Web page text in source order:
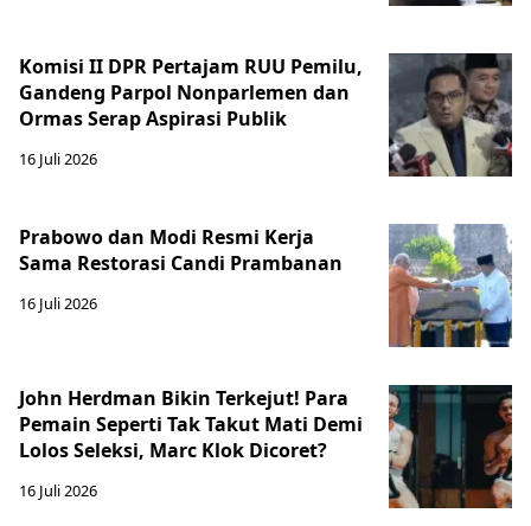
Komisi II DPR Pertajam RUU Pemilu,
Gandeng Parpol Nonparlemen dan
Ormas Serap Aspirasi Publik
16 Juli 2026
Prabowo dan Modi Resmi Kerja
Sama Restorasi Candi Prambanan
16 Juli 2026
John Herdman Bikin Terkejut! Para
Pemain Seperti Tak Takut Mati Demi
Lolos Seleksi, Marc Klok Dicoret?
16 Juli 2026